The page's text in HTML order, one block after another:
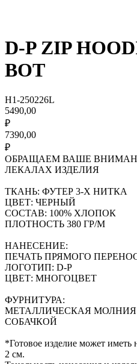
D-P ZIP
BOT
H1-250226L
5490,00
₽
7390,00
₽
ОБРАЩАЕМ ВАШЕ
ЛЕКАЛАХ ИЗДЕЛИЯ
ТКАНЬ: ФУТЕР 3-Х НИТКА
ЦВЕТ: ЧЕРНЫЙ
СОСТАВ: 100% ХЛОПОК
ПЛОТНОСТЬ 380 ГР/М
НАНЕСЕНИЕ:
ПЕЧАТЬ ПРЯМОГО
ЛОГОТИП: D-P
ЦВЕТ: МНОГОЦВЕТ
ФУРНИТУРА:
МЕТАЛЛИЧЕСКАЯ
СОБАЧКОЙ
*Готовое изделие может иметь
2 см.